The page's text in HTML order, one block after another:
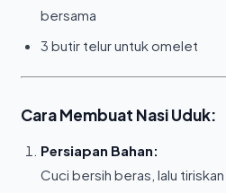
bersama
3 butir telur untuk omelet
Cara Membuat Nasi Uduk:
Persiapan Bahan:
Cuci bersih beras, lalu